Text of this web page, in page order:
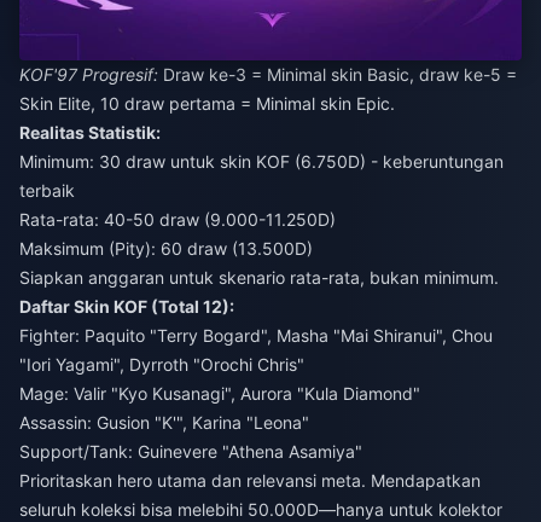
KOF'97 Progresif: Draw ke-3 = Minimal skin Basic, draw ke-5 =
Skin Elite, 10 draw pertama = Minimal skin Epic.
Realitas Statistik:
Minimum: 30 draw untuk skin KOF (6.750D) - keberuntungan
terbaik
Rata-rata: 40-50 draw (9.000-11.250D)
Maksimum (Pity): 60 draw (13.500D)
Siapkan anggaran untuk skenario rata-rata, bukan minimum.
Daftar Skin KOF (Total 12):
Fighter: Paquito "Terry Bogard", Masha "Mai Shiranui", Chou
"Iori Yagami", Dyrroth "Orochi Chris"
Mage: Valir "Kyo Kusanagi", Aurora "Kula Diamond"
Assassin: Gusion "K'", Karina "Leona"
Support/Tank: Guinevere "Athena Asamiya"
Prioritaskan hero utama dan relevansi meta. Mendapatkan
seluruh koleksi bisa melebihi 50.000D—hanya untuk kolektor